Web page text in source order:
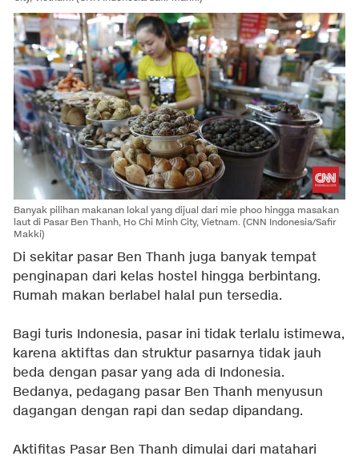
Banyak pilihan makanan lokal yang dijual dari mie phoo hingga masakan
laut di Pasar Ben Thanh, Ho Chi Minh City, Vietnam. (CNN Indonesia/Safir
Makki)
Di sekitar pasar Ben Thanh juga banyak tempat
penginapan dari kelas hostel hingga berbintang.
Rumah makan berlabel halal pun tersedia.
Bagi turis Indonesia, pasar ini tidak terlalu istimewa,
karena aktiftas dan struktur pasarnya tidak jauh
beda dengan pasar yang ada di Indonesia.
Bedanya, pedagang pasar Ben Thanh menyusun
dagangan dengan rapi dan sedap dipandang.
Aktifitas Pasar Ben Thanh dimulai dari matahari